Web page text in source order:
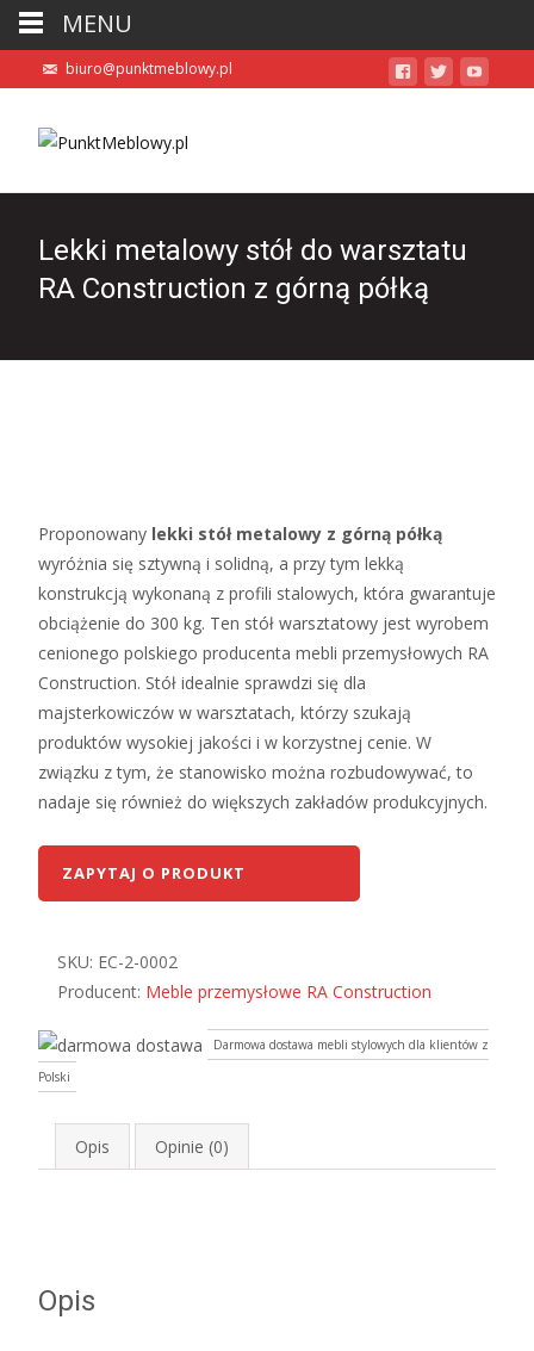
biuro@punktmeblowy.pl
Lekki metalowy stół do warsztatu
RA Construction z górną półką
Proponowany lekki stół metalowy z górną półką
wyróżnia się sztywną i solidną, a przy tym lekką
konstrukcją wykonaną z profili stalowych, która gwarantuje
obciążenie do 300 kg. Ten stół warsztatowy jest wyrobem
cenionego polskiego producenta mebli przemysłowych RA
Construction. Stół idealnie sprawdzi się dla
majsterkowiczów w warsztatach, którzy szukają
produktów wysokiej jakości i w korzystnej cenie. W
związku z tym, że stanowisko można rozbudowywać, to
nadaje się również do większych zakładów produkcyjnych.
ZAPYTAJ O PRODUKT
SKU: EC-2-0002
Producent: Meble przemysłowe RA Construction
Darmowa dostawa mebli stylowych dla klientów z
Polski
Opis Opinie (0)
Opis
MENU